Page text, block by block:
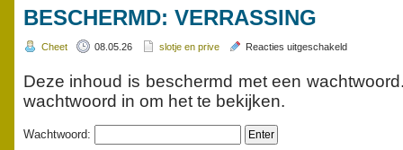
BESCHERMD: VERRASSING
Cheet 08.05.26 slotje en prive Reacties uitgeschakeldvoor
verrassing
Deze inhoud is beschermd met een
wachtwoord in om het te bekijken.
Wachtwoord: